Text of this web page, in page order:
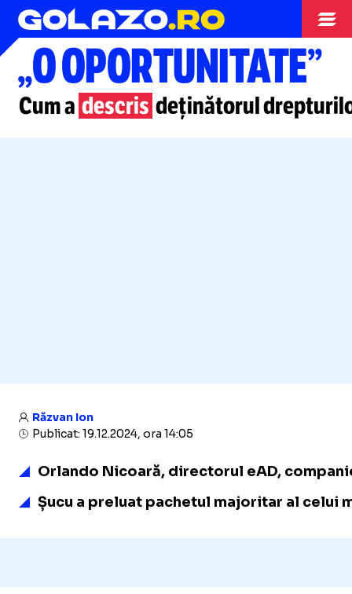
Diverse
„O OPORTUNITATE”
Cum a descris deținătorul
Răzvan Ion
Publicat: 19.12.2024, ora 14:05
Orlando Nicoară, directorul eAD,
Șucu a preluat pachetul majoritar al celui